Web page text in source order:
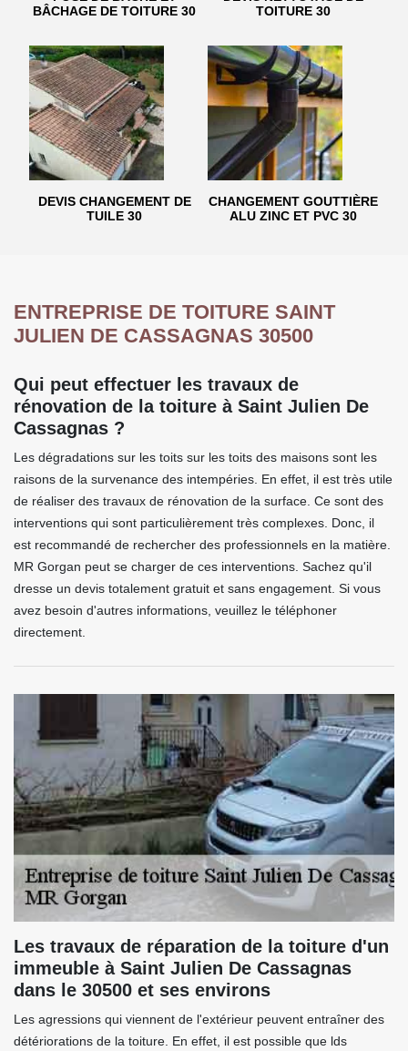
BÂCHAGE DE TOITURE 30
TOITURE 30
DEVIS CHANGEMENT DE
TUILE 30
CHANGEMENT GOUTTIÈRE
ALU ZINC ET PVC 30
ENTREPRISE DE TOITURE SAINT
JULIEN DE CASSAGNAS 30500
Qui peut effectuer les travaux de
rénovation de la toiture à Saint Julien De
Cassagnas ?
Les dégradations sur les toits sur les toits des maisons sont les
raisons de la survenance des intempéries. En effet, il est très utile
de réaliser des travaux de rénovation de la surface. Ce sont des
interventions qui sont particulièrement très complexes. Donc, il
est recommandé de rechercher des professionnels en la matière.
MR Gorgan peut se charger de ces interventions. Sachez qu'il
dresse un devis totalement gratuit et sans engagement. Si vous
avez besoin d'autres informations, veuillez le téléphoner
directement.
Les travaux de réparation de la toiture d'un
immeuble à Saint Julien De Cassagnas
dans le 30500 et ses environs
Les agressions qui viennent de l'extérieur peuvent entraîner des
détériorations de la toiture. En effet, il est possible que lds